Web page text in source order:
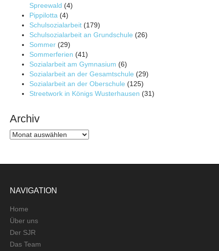
Spreewald (4)
Pippilotta (4)
Schulsozialarbeit (179)
Schulsozialarbeit an Grundschule (26)
Sommer (29)
Sommerferien (41)
Sozialarbeit am Gymnasium (6)
Sozialarbeit an der Gesamtschule (29)
Sozialarbeit an der Oberschule (125)
Streetwork in Königs Wusterhausen (31)
Archiv
Archiv
NAVIGATION
Home
Über uns
Der SJR
Das Team